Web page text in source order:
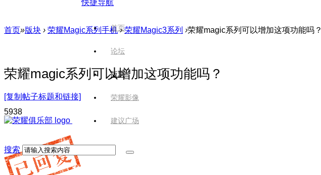
快捷导航
首页
论坛
版块
荣耀影像
建议广场
搜索
首页»版块 › 荣耀Magic系列手机 › 荣耀Magic3系列 ›荣耀magic系列可以增加这项功能吗？
荣耀magic系列可以增加这项功能吗？
[复制帖子标题和链接]
5938